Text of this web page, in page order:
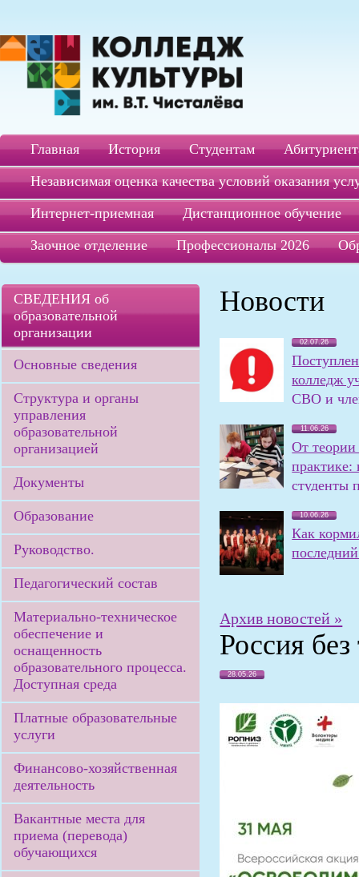
Главная История Студентам
Независимая оценка качества условий оказания
Интернет-приемная
Дистанционное обучение
Заочное отделение
Профессионалы 2026
СВЕДЕНИЯ об
образовательной
организации
Основные сведения
Структура и органы
управления
образовательной
организацией
Документы
Образование
Руководство.
Педагогический состав
Материально-техническое
обеспечение и
оснащенность
образовательного процесса.
Доступная среда
Платные образовательные
услуги
Финансово-хозяйственная
деятельность
Вакантные места для
приема (перевода)
обучающихся
Новости
02.07.26
колледж
СВО и
11.06.26
От теории
студенты
10.06.26
Как
Архив новостей »
Россия без
28.05.26